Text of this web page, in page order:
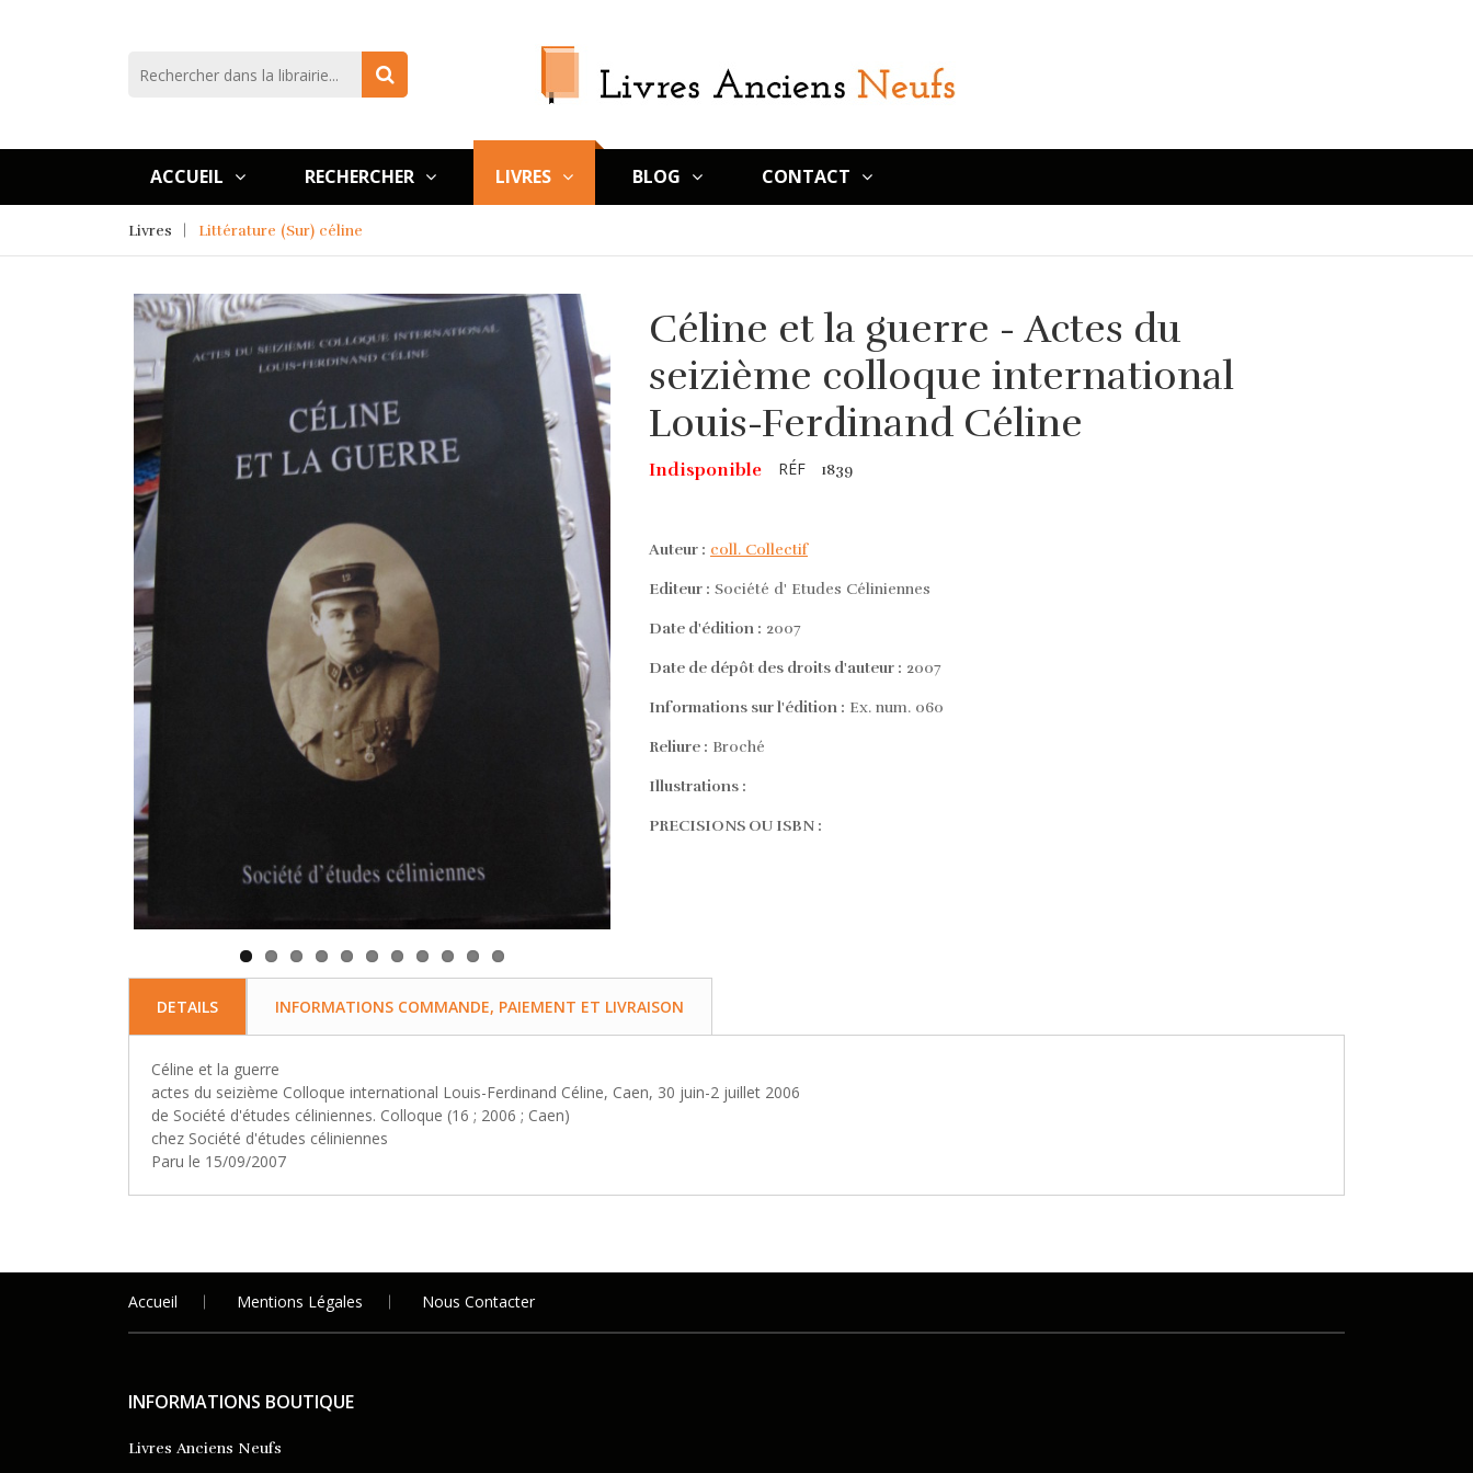
ACCUEIL RECHERCHER LIVRES BLOG CONTACT
Livres Littérature (Sur) céline
Céline et la guerre - Actes du
seizième colloque international
Louis-Ferdinand Céline
Indisponible RÉF 1839
Auteur : coll. Collectif
Editeur : Société d' Etudes Céliniennes
Date d'édition : 2007
Date de dépôt des droits d'auteur : 2007
Informations sur l'édition : Ex. num. 060
Reliure : Broché
Illustrations :
PRECISIONS OU ISBN :
DETAILS INFORMATIONS COMMANDE, PAIEMENT ET LIVRAISON
Céline et la guerre
actes du seizième Colloque international Louis-Ferdinand Céline, Caen, 30 juin-2 juillet 2006
de Société d'études céliniennes. Colloque (16 ; 2006 ; Caen)
chez Société d'études céliniennes
Paru le 15/09/2007
Accueil Mentions Légales Nous Contacter
INFORMATIONS BOUTIQUE
Livres Anciens Neufs